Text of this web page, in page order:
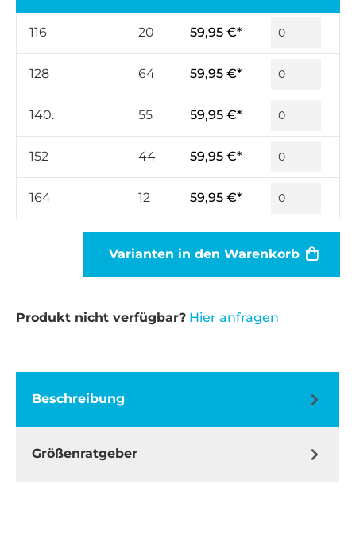
116 20 59,95 €*
128 64 59,95 €*
140. 55 59,95 €*
152 44 59,95 €*
164 12 59,95 €*
Varianten in den Warenkorb
Produkt nicht verfügbar? Hier anfragen
Beschreibung
Größenratgeber